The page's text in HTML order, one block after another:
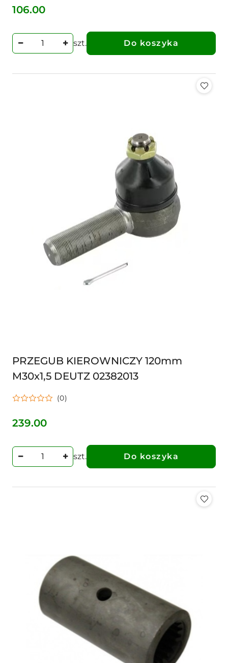
Cena:
106.00
szt. Do koszyka
PRZEGUB KIEROWNICZY 120mm
M30x1,5 DEUTZ 02382013
(0)
Cena:
239.00
szt. Do koszyka